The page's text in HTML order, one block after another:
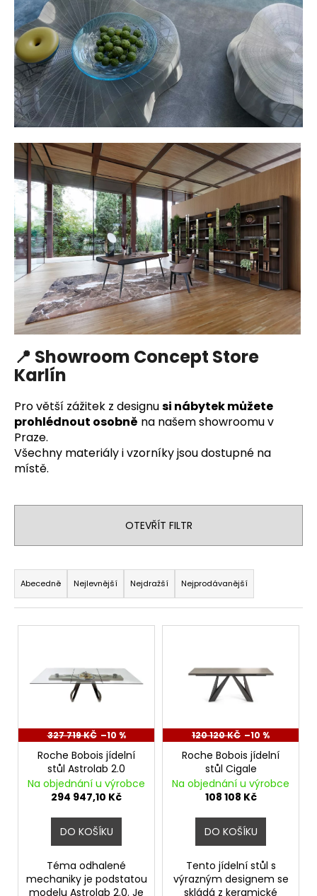
📍 Showroom Concept Store
Karlín
Pro větší zážitek z designusi nábytek můžete
prohlédnout osobně na našem showroomu v
Praze.
Všechny materiály i vzorníky jsou dostupné na
místě.
OTEVŘÍT FILTR
Ř
a
z
e
d
Abecedně Nejlevnější Nejdražší Nejprodávanější
V
r 327 719 KČ –10 %
Roche Bobois jídelní
stůl Astrolab 2.0
Na objednání u výrobce
294 947,10 Kč
DO KOŠÍKU
Téma odhalené
mechaniky je podstatou
modelu Astrolab 2.0. Je
120 120 KČ –10 %
Roche Bobois jídelní
stůl Cigale
Na objednání u výrobce
108 108 Kč
DO KOŠÍKU
Tento jídelní stůl s
výrazným designem se
skládá z keramické